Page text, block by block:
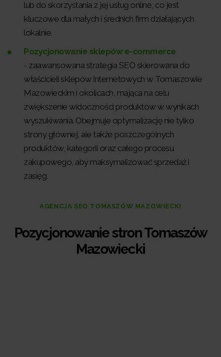
lub do skorzystania z jej usług online, co jest
kluczowe dla małych i średnich firm działających
lokalnie.
Pozycjonowanie sklepów e-commerce
- zaawansowana strategia SEO skierowana do
właścicieli sklepów internetowych w Tomaszowie
Mazowieckim i okolicach, mająca na celu
zwiększenie widoczności produktów w wynikach
wyszukiwania. Obejmuje optymalizację nie tylko
strony głównej, ale także poszczególnych
produktów, kategorii oraz całego procesu
zakupowego, aby maksymalizować sprzedaż i
zasięg.
AGENCJA SEO TOMASZÓW MAZOWIECKI
Pozycjonowanie stron Tomaszów
Mazowiecki